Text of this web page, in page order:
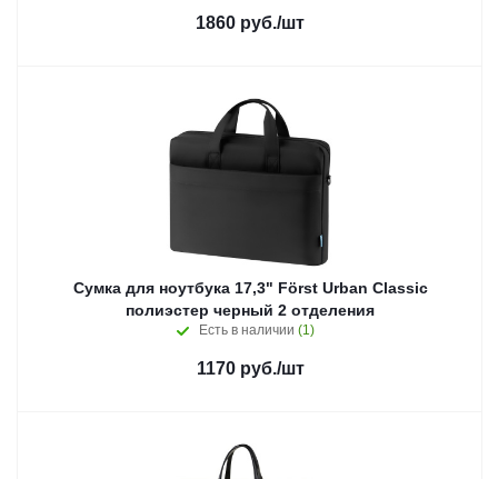
1860 руб./шт
Сумка для ноутбука 17,3" Först Urban Classic
полиэстер черный 2 отделения
Есть в наличии (1)
1170руб./шт